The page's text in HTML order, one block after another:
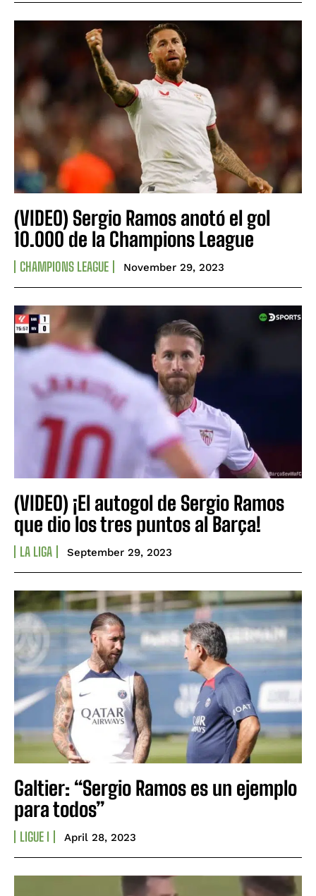
(VIDEO) Sergio Ramos anotó el gol
10.000 de la Champions League
CHAMPIONS LEAGUE November 29, 2023
(VIDEO) ¡El autogol de Sergio Ramos
que dio los tres puntos al Barça!
LA LIGA September 29, 2023
Galtier: “Sergio Ramos es un ejemplo
para todos”
LIGUE I April 28, 2023